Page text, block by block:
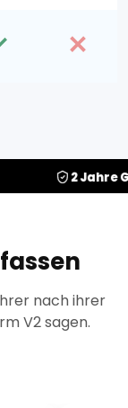
2 Jahre Garantie
nach ihrer
V2 sagen.